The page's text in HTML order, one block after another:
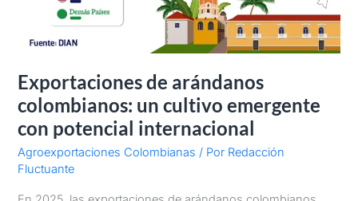
Exportaciones de arándanos
colombianos: un cultivo emergente
con potencial internacional
Agroexportaciones Colombianas / Por Redacción
Fluctuante